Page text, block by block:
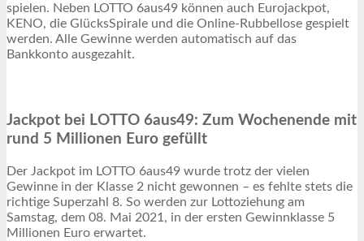
spielen. Neben LOTTO 6aus49 können auch Eurojackpot,
KENO, die GlücksSpirale und die Online-Rubbellose gespielt
werden. Alle Gewinne werden automatisch auf das
Bankkonto ausgezahlt.
Jackpot bei LOTTO 6aus49: Zum Wochenende mit
rund 5 Millionen Euro gefüllt
Der Jackpot im LOTTO 6aus49 wurde trotz der vielen
Gewinne in der Klasse 2 nicht gewonnen – es fehlte stets die
richtige Superzahl 8. So werden zur Lottoziehung am
Samstag, dem 08. Mai 2021, in der ersten Gewinnklasse 5
Millionen Euro erwartet.